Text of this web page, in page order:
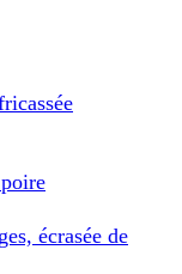
écrasée de